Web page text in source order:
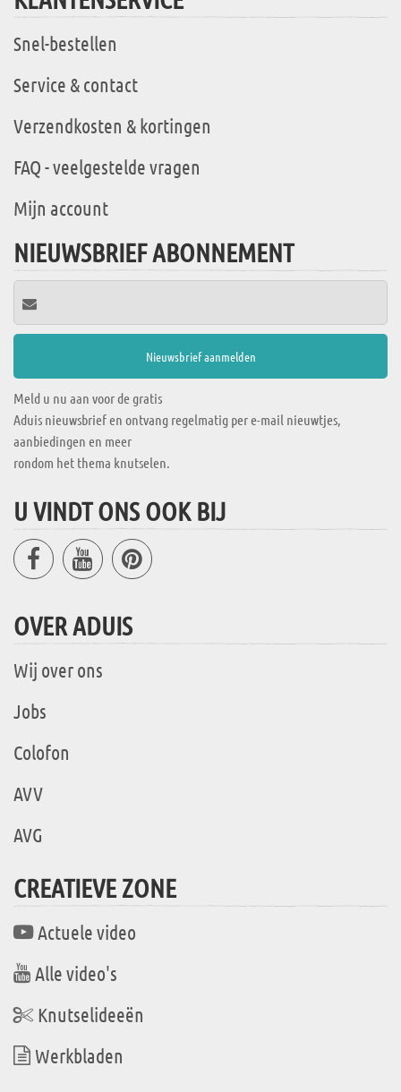
Snel-bestellen
Service & contact
Verzendkosten & kortingen
FAQ - veelgestelde vragen
Mijn account
NIEUWSBRIEF ABONNEMENT
Meld u nu aan voor de gratis
Aduis nieuwsbrief en ontvang regelmatig per e-mail nieuwtjes,
aanbiedingen en meer
rondom het thema knutselen.
U VINDT ONS OOK BIJ
OVER ADUIS
Wij over ons
Jobs
Colofon
AVV
AVG
CREATIEVE ZONE
Actuele video
Alle video's
Knutselideeën
Werkbladen